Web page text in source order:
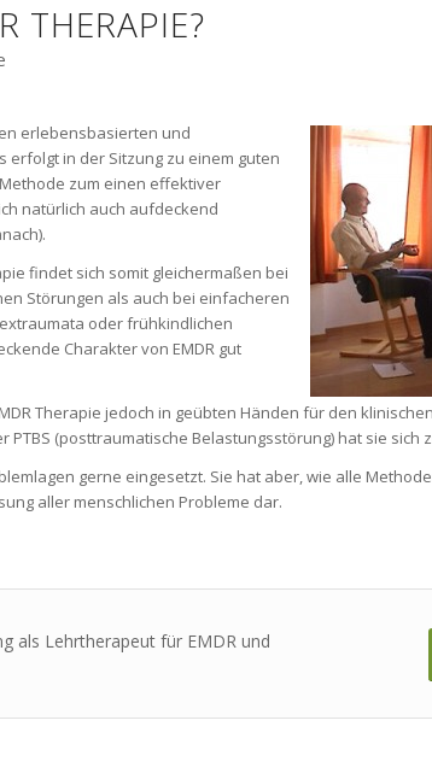
THERAPIE?
erlebensbasierten und
in der Sitzung zu einem guten
zum einen effektiver
natürlich auch aufdeckend
findet sich somit gleichermaßen bei
Störungen als auch bei einfacheren
oder frühkindlichen
Charakter von EMDR gut
Therapie jedoch in geübten Händen für den
PTBS (posttraumatische Belastungsstörung) hat sie sich
gerne eingesetzt. Sie hat aber, wie alle
aller menschlichen Probleme dar.
als Lehrtherapeut für EMDR und